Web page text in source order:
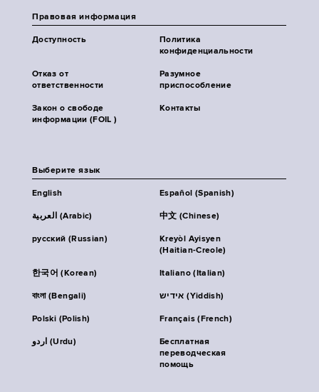
Правовая информация
Доступность
Политика
конфиденциальности
Отказ от
ответственности
Разумное
приспособление
Закон о свободе
информации (FOIL )
Контакты
Выберите язык
English Español (Spanish)
العربية (Arabic) 中文 (Chinese)
русский (Russian)
Kreyòl Ayisyen
(Haitian-Creole)
한국어 (Korean) Italiano (Italian)
বাংলা (Bengali) אידיש (Yiddish)
Polski (Polish) Français (French)
اردو (Urdu)
Бесплатная
переводческая
помощь